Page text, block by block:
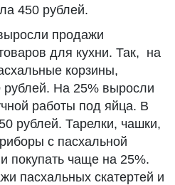
450 рублей.
продажи
для кухни. Так, на
корзины,
На 25% выросли
работы под яйца. В
рублей. Тарелки, чашки,
с пасхальной
покупать чаще на 25%.
пасхальных скатертей и